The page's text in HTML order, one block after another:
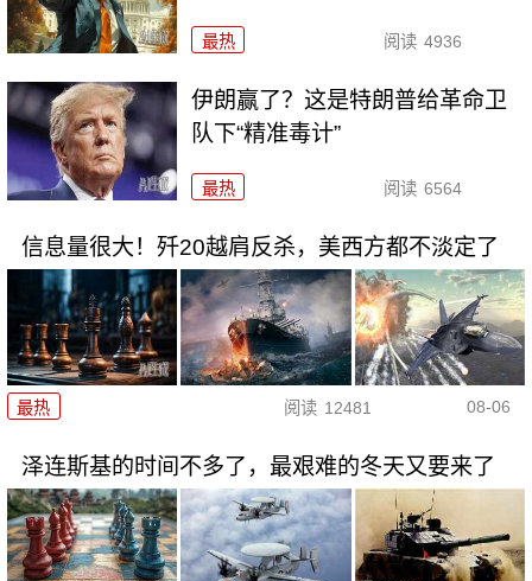
最热 阅读 4936
伊朗赢了？这是特朗普给革命卫
队下“精准毒计”
最热 阅读 6564
信息量很大！歼20越肩反杀，美西方都不淡定了
最热 阅读 12481 08-06
泽连斯基的时间不多了，最艰难的冬天又要来了